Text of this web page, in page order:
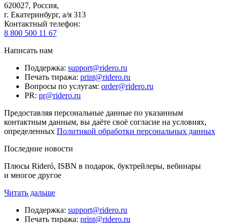
620027, Россия,
г. Екатеринбург, а/я 313
Контактный телефон:
8 800 500 11 67
Написать нам
Поддержка: support@ridero.ru
Печать тиража: print@ridero.ru
Вопросы по услугам: order@ridero.ru
PR: pr@ridero.ru
Предоставляя персональные данные по указанным
контактным данным, вы даёте своё согласие на условиях,
определенных Политикой обработки персональных данных
Последние новости
Плюсы Rideró, ISBN в подарок, буктрейлеры, вебинары
и многое другое
Читать дальше
Поддержка: support@ridero.ru
Печать тиража: print@ridero.ru